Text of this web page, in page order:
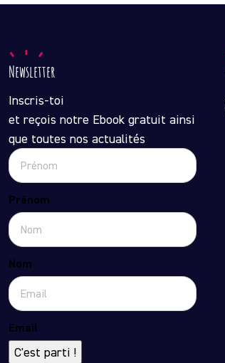
Newsletter
Inscris-toi
et reçois notre Ebook gratuit ainsi
que toutes nos actualités
Prénom
Nom
Email
C'est parti !